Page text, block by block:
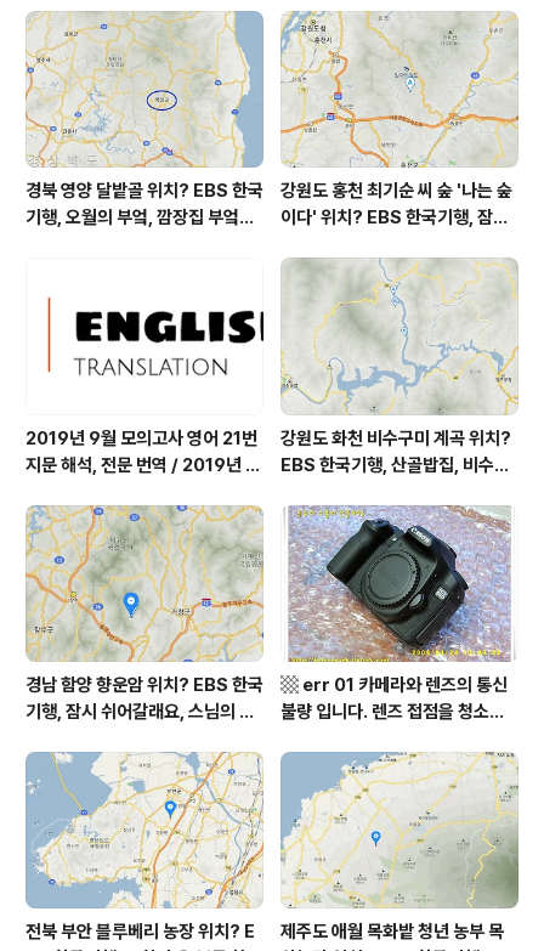
- 2부 / 눈의 나라 곰배령 다음은 EBS 방송국 홈페이지의
한국기행 프로그램 회차 설명의 일부입니다. " ... 천상의 화
원이라고 불리는 곰배령. 추운 날씨 탓에 사람들의 발길이
뜸해진 그곳에 하..
경북 영양 달밭골 위치? EBS 한국
기행, 오월의 부엌, 깜장집 부엌은
한 곳, 영양읍 상원리. KBS 인간극
장 임분노미 할머니
강원도 홍천 최기순 씨 숲 '나는 숲
이다' 위치? EBS 한국기행, 잠시
군 최기순 씨 캠핑장 펜션 어디? /
강원도 홍천군 가볼 만한 곳, (구)
까르돈, kbs 인간극장
2019년 9월 모의고사 영어 21번
지문 해석, 전문 번역 / 2019년 9
역, 평가원 2019년 고3 9월 영어
영역 외국어영역 전문 해석, Engli
sh to Korean translation
강원도 화천 비수구미 계곡 위치?
EBS 한국기행, 산골밥집, 비수구
부 화천군 비수구미 낙타민박 어
디? / 강원도 화천군 가볼 만한 곳
비수구미 마을, 파로호
경남 함양 향운암 위치? EBS 한국
기행, 잠시 쉬어갈래요, 스님의 어
상남도 함양군 가볼 만한 곳, 용추
계곡 향운암 명천스님, 덕유산 황
석산 거망산 기백산
▩ err 01 카메라와 렌즈의 통신
불량 입니다. 렌즈 접점을 청소하
전북 부안 블루베리 농장 위치? E
제주도 애월 목화밭 청년 농부 목